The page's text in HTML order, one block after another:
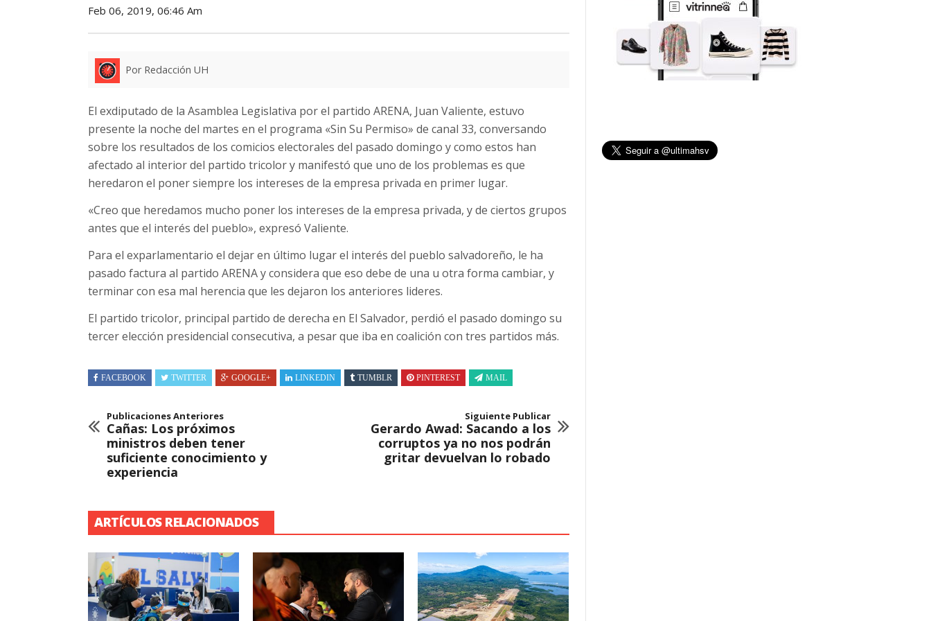
Feb 06, 2019, 06:46 Am
Por Redacción UH
El exdiputado de la Asamblea Legislativa por el partido ARENA, Juan Valiente, estuvo
presente la noche del martes en el programa «Sin Su Permiso» de canal 33, conversando
sobre los resultados de los comicios electorales del pasado domingo y como estos han
afectado al interior del partido tricolor y manifestó que uno de los problemas es que
heredaron el poner siempre los intereses de la empresa privada en primer lugar.
«Creo que heredamos mucho poner los intereses de la empresa privada, y de ciertos grupos
antes que el interés del pueblo», expresó Valiente.
Para el exparlamentario el dejar en último lugar el interés del pueblo salvadoreño, le ha
pasado factura al partido ARENA y considera que eso debe de una u otra forma cambiar, y
terminar con esa mal herencia que les dejaron los anteriores lideres.
El partido tricolor, principal partido de derecha en El Salvador, perdió el pasado domingo su
tercer elección presidencial consecutiva, a pesar que iba en coalición con tres partidos más.
FACEBOOK TWITTER GOOGLE+ LINKEDIN TUMBLR PINTEREST MAIL
Publicaciones Anteriores
Cañas: Los próximos
ministros deben tener
suficiente conocimiento y
experiencia
Siguiente Publicar
Gerardo Awad: Sacando a los
corruptos ya no nos podrán
gritar devuelvan lo robado
ARTÍCULOS RELACIONADOS